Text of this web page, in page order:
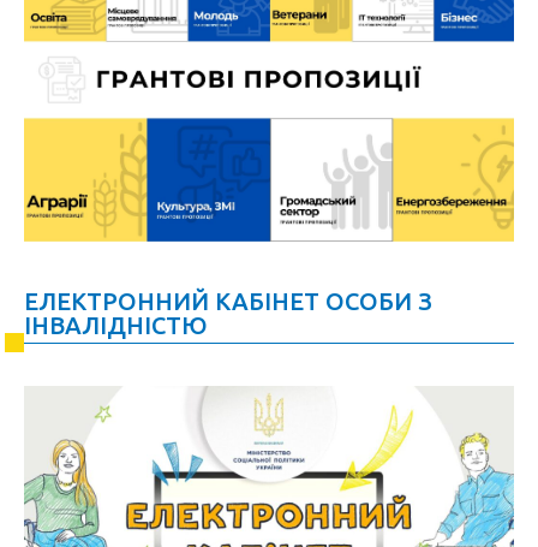
ЕЛЕКТРОННИЙ КАБІНЕТ ОСОБИ З
ІНВАЛІДНІСТЮ